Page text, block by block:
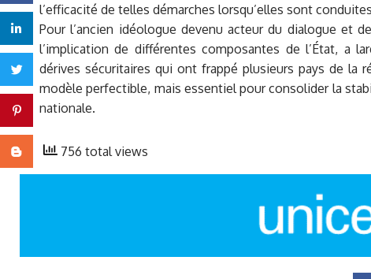
Linkedin
Twitter
Pinterest
Blogger
l’efficacité de telles démarches lorsqu’elles sont
Pour l’ancien idéologue devenu acteur du dialogue et
l’implication de différentes composantes de l’État, a
dérives sécuritaires qui ont frappé plusieurs pays de la
modèle perfectible, mais essentiel pour consolider la
nationale.
756 total views